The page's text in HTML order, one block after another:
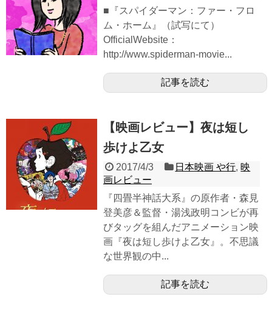
■『スパイダーマン：ファー・フロ
ム・ホーム』（試写にて）
OfficialWebsite：
http://www.spiderman-movie...
記事を読む
【映画レビュー】夜は短し
歩けよ乙女
2017/4/3 日本映画 や行, 映
画レビュー
『四畳半神話大系』の原作者・森見
登美彦＆監督・湯浅政明コンビが再
びタッグを組んだアニメーション映
画『夜は短し歩けよ乙女』。不思議
な世界観の中...
記事を読む